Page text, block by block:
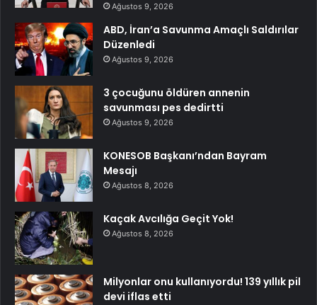
Ağustos 9, 2026
ABD, İran’a Savunma Amaçlı Saldırılar
Düzenledi
Ağustos 9, 2026
3 çocuğunu öldüren annenin
savunması pes dedirtti
Ağustos 9, 2026
KONESOB Başkanı’ndan Bayram
Mesajı
Ağustos 8, 2026
Kaçak Avcılığa Geçit Yok!
Ağustos 8, 2026
Milyonlar onu kullanıyordu! 139 yıllık pil
devi iflas etti